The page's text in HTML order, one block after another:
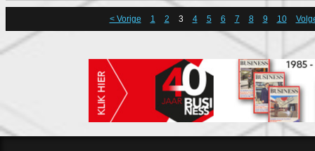
< Vorige 1 2 3 4 5 6 7 8 9 10